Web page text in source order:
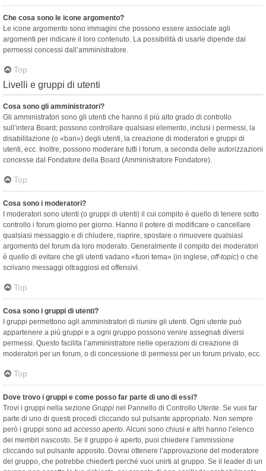
Che cosa sono le icone argomento?
Le icone argomento sono immagini che possono essere associate agli
argomenti per indicare il loro contenuto. La possibilità di usarle dipende dai
permessi concessi dall’amministratore.
Top
Livelli e gruppi di utenti
Cosa sono gli amministratori?
Gli amministratori sono gli utenti che hanno il più alto grado di controllo
sull’intera Board; possono controllare qualsiasi elemento, inclusi i permessi, la
disabilitazione (o «ban») degli utenti, la creazione di moderatori e gruppi di
utenti, ecc. Inoltre, possono moderare tutti i forum, a seconda delle autorizzazioni
concesse dal Fondatore della Board (Amministratore Fondatore).
Top
Cosa sono i moderatori?
I moderatori sono utenti (o gruppi di utenti) il cui compito è quello di tenere sotto
controllo i forum giorno per giorno. Hanno il potere di modificare o cancellare
qualsiasi messaggio e di chiudere, riaprire, spostare o rimuovere qualsiasi
argomento del forum da loro moderato. Generalmente il compito dei moderatori
è quello di evitare che gli utenti vadano «fuori tema» (in inglese, off-topic) o che
scrivano messaggi oltraggiosi ed offensivi.
Top
Cosa sono i gruppi di utenti?
I gruppi permettono agli amministratori di riunire gli utenti. Ogni utente può
appartenere a più gruppi e a ogni gruppo possono venire assegnati diversi
permessi. Questo facilita l’amministratore nelle operazioni di creazione di
moderatori per un forum, o di concessione di permessi per un forum privato, ecc.
Top
Dove trovo i gruppi e come posso far parte di uno di essi?
Trovi i gruppi nella sezione Gruppi nel Pannello di Controllo Utente. Se vuoi far
parte di uno di questi procedi cliccando sul pulsante appropriato. Non sempre
però i gruppi sono ad accesso aperto. Alcuni sono chiusi e altri hanno l’elenco
dei membri nascosto. Se il gruppo è aperto, puoi chiedere l’ammissione
cliccando sul pulsante apposito. Dovrai ottenere l’approvazione del moderatore
del gruppo, che potrebbe chiederti perché vuoi unirti al gruppo. Se il leader di un